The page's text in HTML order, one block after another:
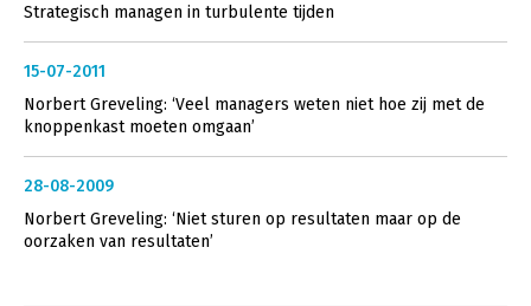
Strategisch managen in turbulente tijden
15-07-2011
Norbert Greveling: ‘Veel managers weten niet hoe zij met de
knoppenkast moeten omgaan’
28-08-2009
Norbert Greveling: ‘Niet sturen op resultaten maar op de
oorzaken van resultaten’